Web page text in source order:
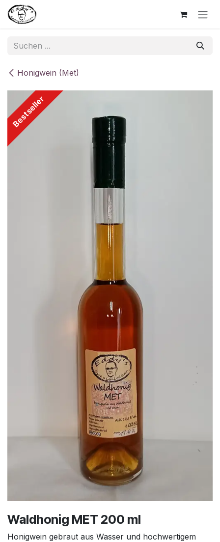
Zum Inhalt springen
Honigwein (Met)
Bestseller
Waldhonig MET 200 ml
Honigwein gebraut aus Wasser und hochwertigem